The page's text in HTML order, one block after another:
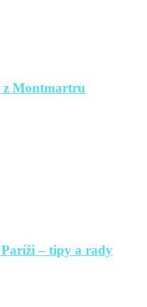
z Montmartru
– tipy a rady